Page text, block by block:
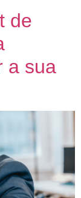
de
a sua